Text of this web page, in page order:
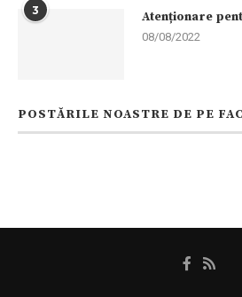
3 Atenționare
08/08/2022
POSTĂRILE NOASTRE DE PE